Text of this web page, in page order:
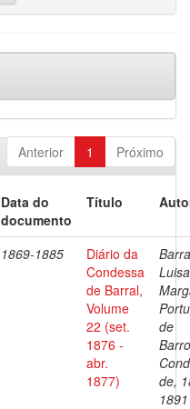
Anterior 1 Próximo
Data do
documento
Título
1869-1885
Diário da
Condessa
de Barral,
Volume
22 (set.
1876 -
abr.
1877)
Luisa
de
de,
1891